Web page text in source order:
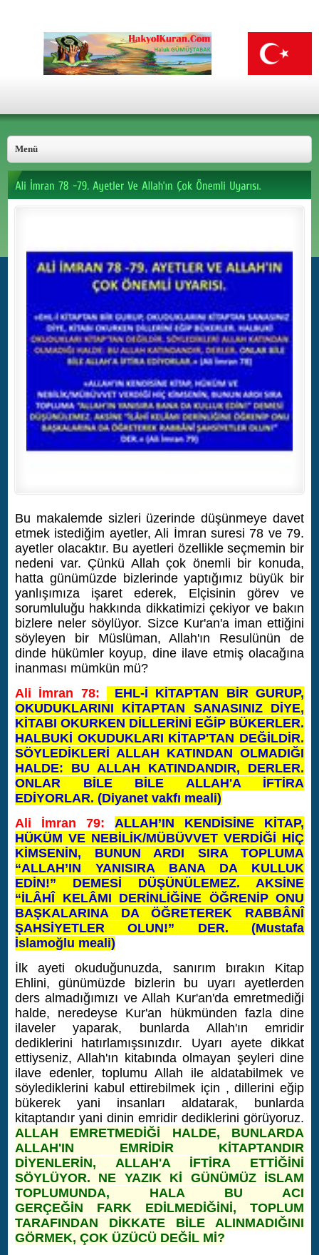
Bu makalemde sizleri üzerinde düşünmeye davet
etmek istediğim ayetler, Ali İmran suresi 78 ve 79.
ayetler olacaktır. Bu ayetleri özellikle seçmemin bir
nedeni var. Çünkü Allah çok önemli bir konuda,
hatta günümüzde bizlerinde yaptığımız büyük bir
yanlışımıza işaret ederek, Elçisinin görev ve
sorumluluğu hakkında dikkatimizi çekiyor ve bakın
bizlere neler söylüyor. Sizce Kur'an'a iman ettiğini
söyleyen bir Müslüman, Allah'ın Resulünün de
dinde hükümler koyup, dine ilave etmiş olacağına
inanması mümkün mü?
Ali İmran 78:
EHL-İ KİTAPTAN BİR GURUP,
OKUDUKLARINI KİTAPTAN SANASINIZ DİYE,
KİTABI OKURKEN DİLLERİNİ EĞİP BÜKERLER.
HALBUKİ OKUDUKLARI KİTAP'TAN DEĞİLDİR.
SÖYLEDİKLERİ ALLAH KATINDAN OLMADIĞI
HALDE: BU ALLAH KATINDANDIR, DERLER.
ONLAR BİLE BİLE ALLAH'A İFTİRA
EDİYORLAR. (Diyanet vakfı meali)
Ali İmran 79:
ALLAH’IN KENDİSİNE KİTAP,
HÜKÜM VE NEBİLİK/MÜBÜVVET VERDİĞİ HİÇ
KİMSENİN, BUNUN ARDI SIRA TOPLUMA
“ALLAH’IN YANISIRA BANA DA KULLUK
EDİN!” DEMESİ DÜŞÜNÜLEMEZ. AKSİNE
“İLÂHÎ KELÂMI DERİNLİĞİNE ÖĞRENİP ONU
BAŞKALARINA DA ÖĞRETEREK RABBÂNÎ
ŞAHSİYETLER OLUN!” DER. (Mustafa
İslamoğlu meali)
İlk ayeti okuduğunuzda, sanırım bırakın Kitap
Ehlini, günümüzde bizlerin bu uyarı ayetlerden
ders almadığımızı ve Allah Kur'an'da emretmediği
halde, neredeyse Kur'an hükmünden fazla dine
ilaveler yaparak, bunlarda Allah'ın emridir
dediklerini hatırlamışsınızdır. Uyarı ayete dikkat
ettiyseniz, Allah'ın kitabında olmayan şeyleri dine
ilave edenler, toplumu Allah ile aldatabilmek ve
söylediklerini kabul ettirebilmek için , dillerini eğip
bükerek yani insanları aldatarak, bunlarda
kitaptandır yani dinin emridir dediklerini görüyoruz.
ALLAH EMRETMEDİĞİ HALDE, BUNLARDA
ALLAH'IN EMRİDİR KİTAPTANDIR
DİYENLERİN, ALLAH'A İFTİRA ETTİĞİNİ
SÖYLÜYOR. NE YAZIK Kİ GÜNÜMÜZ İSLAM
TOPLUMUNDA, HALA BU ACI
GERÇEĞİN FARK EDİLMEDİĞİNİ, TOPLUM
TARAFINDAN DİKKATE BİLE ALINMADIĞINI
GÖRMEK, ÇOK ÜZÜCÜ DEĞİL Mİ?